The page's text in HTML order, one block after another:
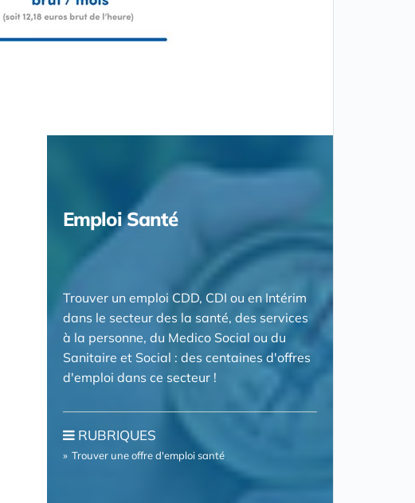
Emploi Santé
Trouver un emploi CDD, CDI ou en Intérim
dans le secteur des la santé, des services
à la personne, du Medico Social ou du
Sanitaire et Social : des centaines d'offres
d'emploi dans ce secteur !
RUBRIQUES
Trouver une offre d'emploi santé